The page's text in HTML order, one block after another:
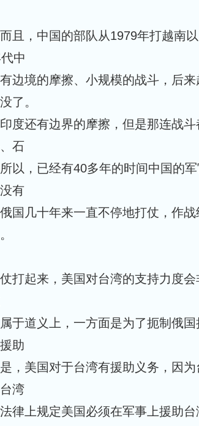
且，中国的部队从1979年打越南
中
边境的摩擦、小规模的战斗，后
了。
度还有边界的摩擦，但是那连战
石
以，已经有40多年的时间中国的
有
国几十年来一直不停地打仗，作战
打起来，美国对台湾的支持力度
于道义上，一方面是为了扼制俄
助
，美国对于台湾有援助义务，因
湾
律上规定美国必须在军事上援助